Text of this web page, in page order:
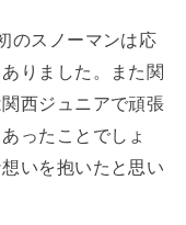
のスノーマンは応
りました。また関
西ジュニアで頑張
ったことでしょ
いを抱いたと思い